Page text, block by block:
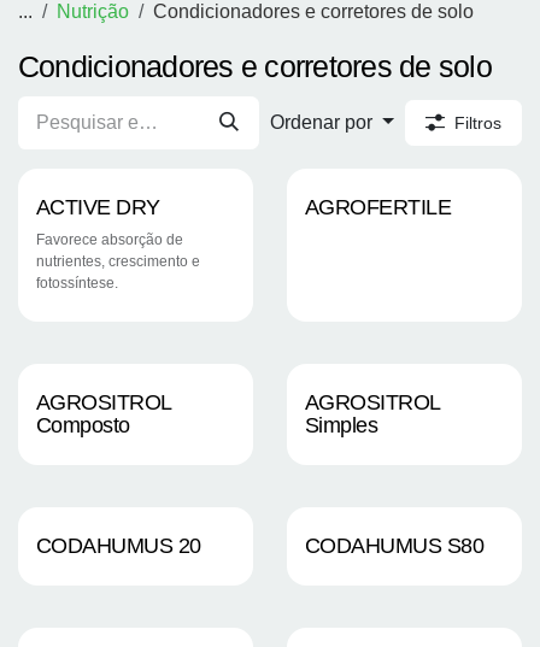
... Nutrição Condicionadores e corretores de solo
Condicionadores e corretores de solo
Ordenar por Filtros
ACTIVE DRY
Favorece absorção de
nutrientes, crescimento e
fotossíntese.
AGROFERTILE
AGROSITROL
Composto
AGROSITROL
Simples
CODAHUMUS 20 CODAHUMUS S80